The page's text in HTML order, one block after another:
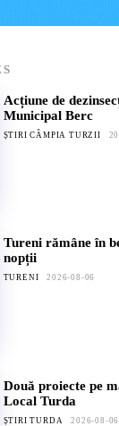
Acțiune de
Municipal Berc
ȘTIRI CÂMPIA TURZII
Tureni rămâne în
nopții
TURENI 2026-08-06
Două proiecte pe
Local Turda
ȘTIRI TURDA 2026-08-06